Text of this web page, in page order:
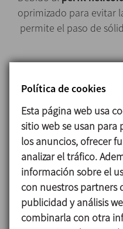
oprimizado para evitar
permite el paso de
Diseño y
una bomba
rendimiento (>70%) y
Está construida por
helicoidal, cierre
por compresión
Labomba centrífuga
equipada con un
Política de cookies
Esta página web usa
sitio web se usan para
los anuncios, ofrecer
analizar el tráfico.
información sobre el
con nuestros partners
publicidad y análisis
combinarla con otra